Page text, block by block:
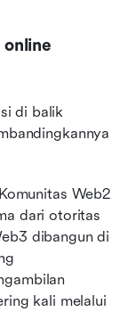
online
di balik
Web2
dari otoritas
dibangun di
kali melalui